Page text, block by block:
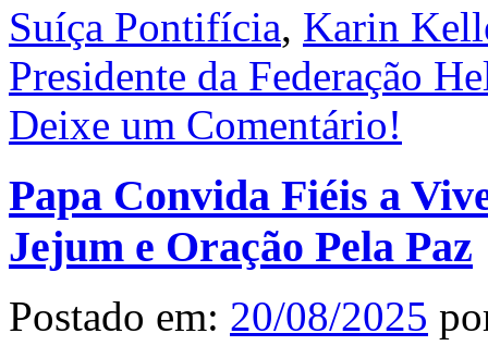
Suíça Pontifícia, Karin
Presidente da Federação
Deixe um Comentário!
Papa Convida Fiéis a
Jejum e Oração Pela Paz
Postado em: 20/08/2025